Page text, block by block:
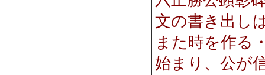
文の書き出し
また時を作る
始まり、公が